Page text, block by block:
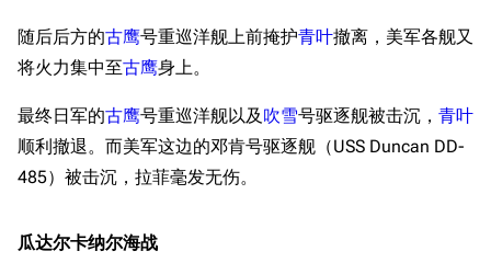
随后后方的古鹰号重巡洋舰上前掩护青叶撤离，美军各舰又
将火力集中至古鹰身上。
最终日军的古鹰号重巡洋舰以及 吹雪号驱逐舰被击沉， 青叶
顺利撤退。而美军这边的邓肯号驱逐舰（USS Duncan DD-
485）被击沉，拉菲毫发无伤。
瓜达尔卡纳尔海战